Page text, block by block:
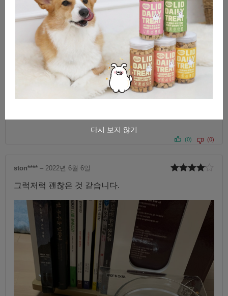
(0) (0)
ston**** – 2022년 6월 6일
그럭저럭 괜찮은 것 같습니다.
다시 보지 않기